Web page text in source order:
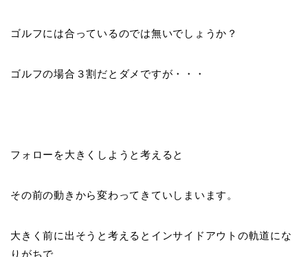
ゴルフには合っているのでは無いでしょうか？
ゴルフの場合３割だとダメですが・・・
フォローを大きくしようと考えると
その前の動きから変わってきていしまいます。
大きく前に出そうと考えると インサイドアウトの軌道にな
りがちで